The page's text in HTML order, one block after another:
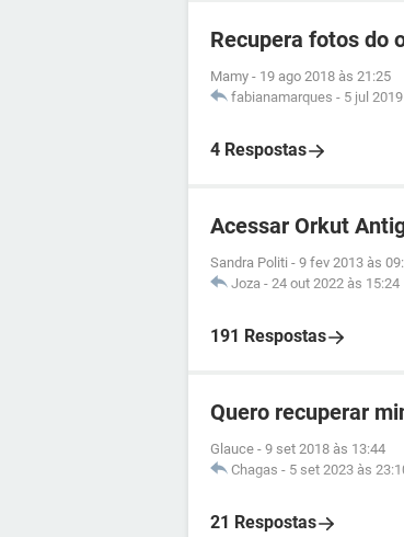
Recupera fotos do
Mamy - 19 ago 2018 às 21:25
fabianamarques - 5 jul
4 Respostas
Acessar Orkut
Sandra Politi - 9 fev 2013 às
Joza - 24 out 2022 às 15:24
191 Respostas
Quero recuperar
Glauce - 9 set 2018 às 13:44
Chagas - 5 set 2023 às
21 Respostas